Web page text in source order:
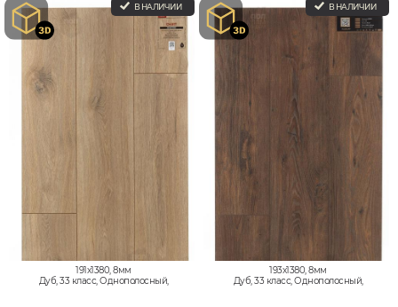
В НАЛИЧИИ
191x1380, 8мм
Дуб, 33 класс, Однополосный,
В НАЛИЧИИ
193x1380, 8мм
Дуб, 33 класс, Однополосный,